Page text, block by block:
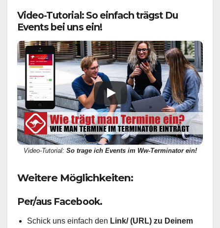
Video-Tutorial: So einfach trägst Du
Events bei uns ein!
Video-Tutorial: So trage ich Events im Ww-Terminator ein!
Weitere Möglichkeiten:
Per/aus Facebook.
Schick uns einfach den Link/ (URL) zu Deinem